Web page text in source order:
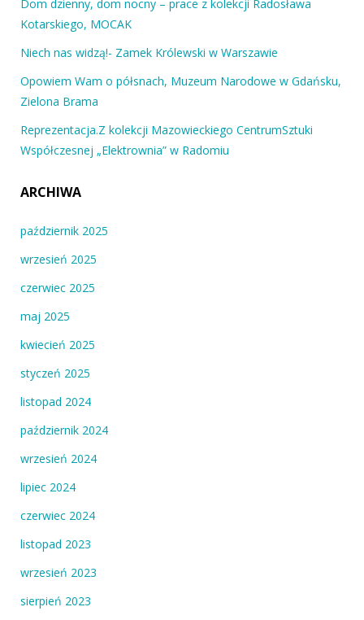
Dom dzienny, dom nocny – prace z kolekcji Radosława
Kotarskiego, MOCAK
Niech nas widzą!- Zamek Królewski w Warszawie
Opowiem Wam o półsnach, Muzeum Narodowe w Gdańsku,
Zielona Brama
Reprezentacja.Z kolekcji Mazowieckiego CentrumSztuki
Współczesnej „Elektrownia” w Radomiu
ARCHIWA
październik 2025
wrzesień 2025
czerwiec 2025
maj 2025
kwiecień 2025
styczeń 2025
listopad 2024
październik 2024
wrzesień 2024
lipiec 2024
czerwiec 2024
listopad 2023
wrzesień 2023
sierpień 2023